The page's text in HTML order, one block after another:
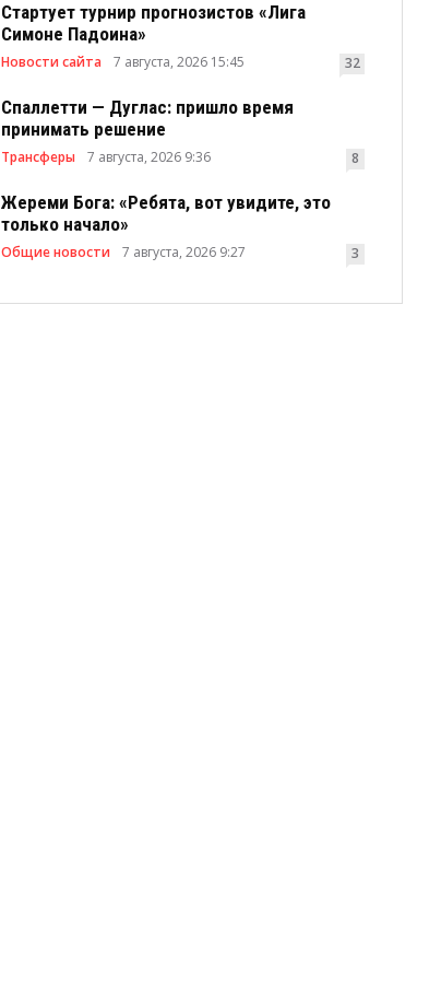
Стартует турнир прогнозистов «Лига
Симоне Падоина»
Новости сайта 7 августа, 2026 15:45 32
Спаллетти — Дуглас: пришло время
принимать решение
Трансферы 7 августа, 2026 9:36 8
Жереми Бога: «Ребята, вот увидите, это
только начало»
Общие новости 7 августа, 2026 9:27 3